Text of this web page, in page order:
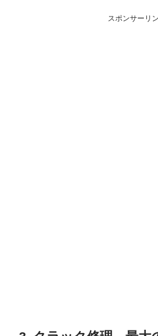
スポンサーリ